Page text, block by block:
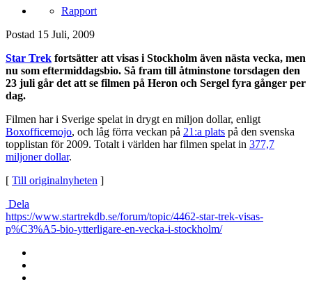
Rapport
Postad 15 Juli, 2009
Star Trek fortsätter att visas i Stockholm även nästa vecka, men
nu som eftermiddagsbio. Så fram till åtminstone torsdagen den
23 juli går det att se filmen på Heron och Sergel fyra gånger per
dag.
Filmen har i Sverige spelat in drygt en miljon dollar, enligt
Boxofficemojo, och låg förra veckan på 21:a plats på den svenska
topplistan för 2009. Totalt i världen har filmen spelat in 377,7
miljoner dollar.
[ Till originalnyheten ]
Dela
https://www.startrekdb.se/forum/topic/4462-star-trek-visas-
p%C3%A5-bio-ytterligare-en-vecka-i-stockholm/